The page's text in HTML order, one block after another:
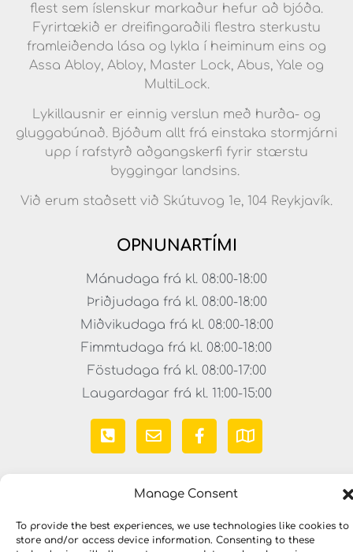
Manage Consent
To provide the best experiences, we use technologies like cookies to
store and/or access device information. Consenting to these
flest sem íslenskur markaður hefur að bjóða.
Fyrirtækið er dreifingaraðili flestra sterkustu
framleiðenda lása og lykla í heiminum eins og
Assa Abloy, Abloy, Master Lock, Abus, Yale og
MultiLock.
Lykillausnir er einnig verslun með hurða- og
gluggabúnað. Bjóðum allt frá einstaka stormjárni
upp í rafstyrð aðgangskerfi fyrir stærstu
byggingar landsins.
Við erum staðsett við Skútuvog 1e, 104 Reykjavík.
OPNUNARTÍMI
Mánudaga frá kl. 08:00-18:00
Þriðjudaga frá kl. 08:00-18:00
Miðvikudaga frá kl. 08:00-18:00
Fimmtudaga frá kl. 08:00-18:00
Föstudaga frá kl. 08:00-17:00
Laugardagar frá kl. 11:00-15:00